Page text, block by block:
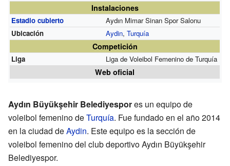
Instalaciones
Estadio cubierto
Aydın Mimar Sinan Spor Salonu
Ubicación
Aydin, Turquía
Competición
Liga Liga de Voleibol Femenino de Turquía
Web oficial
Aydın Büyükşehir Belediyespores un equipo de
voleibol femenino deTurquía. Fue fundado en el año 2014
en la ciudad deAydin. Este equipo es la sección de
voleibol femenino del club deportivo Aydın Büyükşehir
Belediyespor.